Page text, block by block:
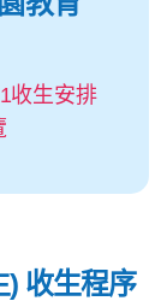
收生安排
) 收生程序